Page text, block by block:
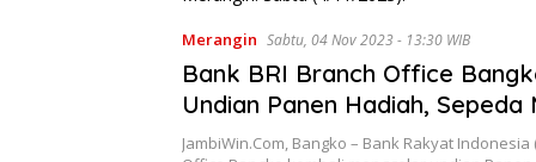
Merangin Sabtu, 04 Nov 2023 - 13:30 WIB
Bank BRI Branch Office
Undian Panen Hadiah,
hingga Mobil Suzuki XL7 Zeta
JambiWin.Com, Bangko – Bank Rakyat Indonesia